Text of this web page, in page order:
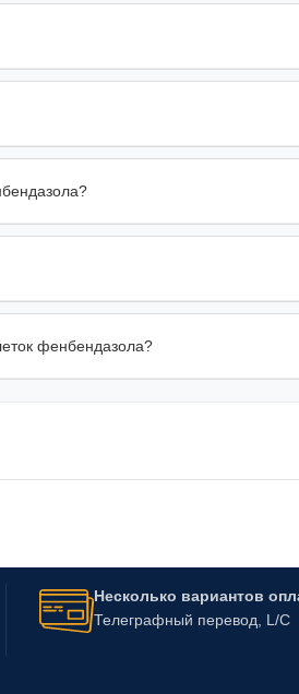
фенбендазола?
Несколько вариантов
Телеграфный перевод, L/C